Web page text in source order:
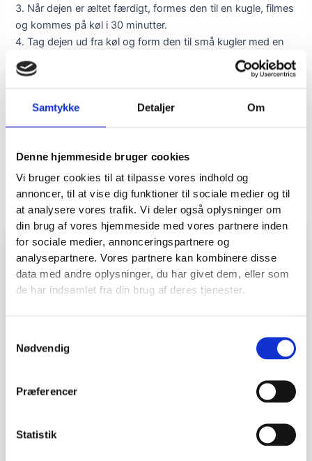
Samtykke Detaljer Om
Denne hjemmeside bruger cookies
Vi bruger cookies til at tilpasse vores indhold og
annoncer, til at vise dig funktioner til sociale medier og til
at analysere vores trafik. Vi deler også oplysninger om
din brug af vores hjemmeside med vores partnere inden
for sociale medier, annonceringspartnere og
analysepartnere. Vores partnere kan kombinere disse
data med andre oplysninger, du har givet dem, eller som
de har indsamlet fra din brug af deres tjenester.
Nødvendig
Præferencer
Statistik
3. Når dejen er æltet færdigt, formes den til en kugle, filmes
og kommes på køl i 30 minutter.
4. Tag dejen ud fra køl og form den til små kugler med en
vægt på 45 gram. Kom kuglerne på køl, indtil chokoladen til
overtræk er klar.
krymmel i en dyb tallerken og separere Oreo kiksene fra
fyldet i midten og halver småkagerne, så det danner vinger
6. Vend forsigtigt kuglerne i chokoladen og anret dem
derefter på et stykke bagepapir. Sæt med det samme
vinger i siderne på kuglerne og øjne som ønsket og drys
med krymmel, inden chokoladen størkner.
7. Opbevar kuglerne i en lufttæt beholder på køl.